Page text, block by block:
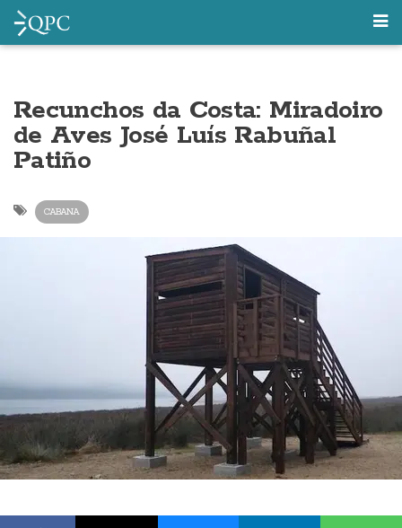
Recunchos da Costa: Miradoiro
de Aves José Luís Rabuñal
Patiño
CABANA